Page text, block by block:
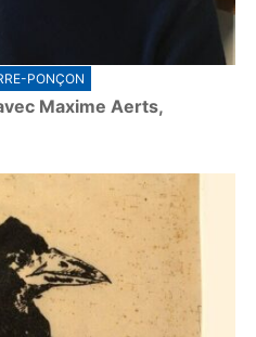
PONÇON
Maxime Aerts,